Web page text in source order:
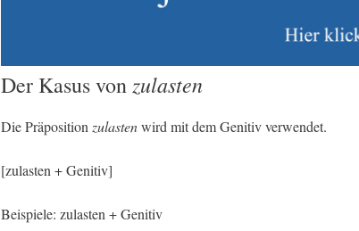
Der Kasus vonzulasten
Die Präpositionzulastenwird mit dem Genitiv verwendet.
[zulasten + Genitiv]
Beispiele: zulasten + Genitiv